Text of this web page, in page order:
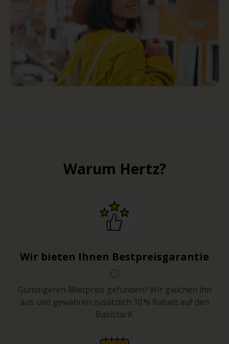
Warum Hertz?
Wir bieten Ihnen Bestpreisgarantie
Günstigeren Mietpreis gefunden? Wir gleichen ihn
aus und gewähren zusätzlich 10 % Rabatt auf den
Basistarif.